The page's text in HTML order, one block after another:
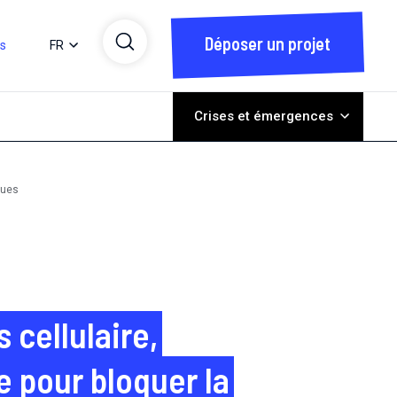
FR Déposer un projet
Crises et émergences
cellulaire,
pour bloquer la